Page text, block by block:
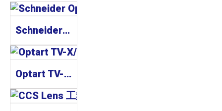
Schneider Optics Xenoplan 1.3” 工業鏡頭
Optart TV-X/TV-XE Series(Small Mount) 工業鏡頭